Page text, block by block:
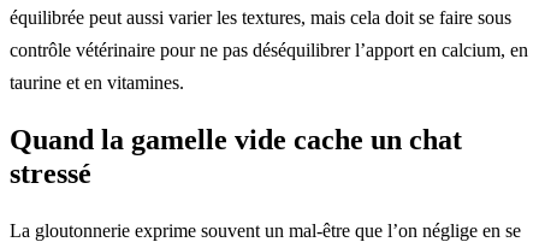
équilibrée peut aussi varier les textures, mais cela doit se faire sous
contrôle vétérinaire pour ne pas déséquilibrer l’apport en calcium, en
taurine et en vitamines.
Quand la gamelle vide cache un chat
stressé
La gloutonnerie exprime souvent un mal-être que l’on néglige en se